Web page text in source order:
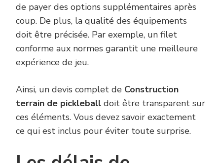
de payer des options supplémentaires après
coup. De plus, la qualité des équipements
doit être précisée. Par exemple, un filet
conforme aux normes garantit une meilleure
expérience de jeu.
Ainsi, un devis complet de Construction
terrain de pickleball doit être transparent sur
ces éléments. Vous devez savoir exactement
ce qui est inclus pour éviter toute surprise.